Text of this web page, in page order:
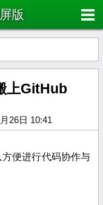
版
上GitHub
26日 10:41
便进行代码协作与